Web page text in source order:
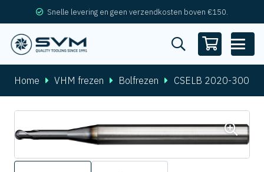
Snelle levering en geen verzendkosten boven €150.
Home VHM frezen Bolfrezen CSELB 2020-300